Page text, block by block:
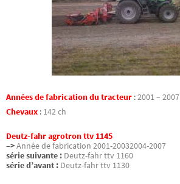
Années de fabrication du tracteur :2001 – 2007
Chevaux : 142 ch
Deutz-fahr agrotron ttv 1145
–>Année de fabrication 2001-20032004-2007
série suivante : Deutz-fahr ttv 1160
série d’avant : Deutz-fahr ttv 1130